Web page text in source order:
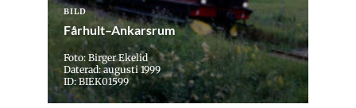
BILD
Fårhult–Ankarsrum
Foto: Birger Ekelid
Daterad: augusti 1999
ID: BIEK01599